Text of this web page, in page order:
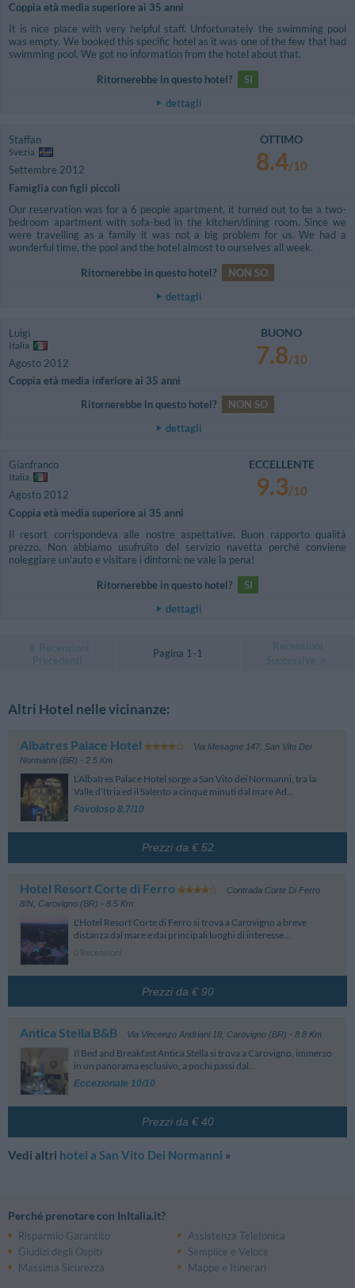
Coppia età media superiore ai 35 anni
It is nice place with very helpful staff. Unfortunately the swimming pool
was empty. We booked this specific hotel as it was one of the few that had
swimming pool. We got no information from the hotel about that.
Ritornerebbe in questo hotel?
SI
dettagli
Staffan
Svezia
Settembre 2012
Famiglia con figli piccoli
OTTIMO
8.4/10
Our reservation was for a 6 people apartment, it turned out to be a two-
bedroom apartment with sofa-bed in the kitchen/dining room. Since we
were travelling as a family it was not a big problem for us. We had a
wonderful time, the pool and the hotel almost to ourselves all week.
Ritornerebbe in questo hotel?
NON SO
dettagli
Luigi
Italia
Agosto 2012
Coppia età media inferiore ai 35 anni
BUONO
7.8/10
Ritornerebbe in questo hotel?
NON SO
dettagli
Gianfranco
Italia
Agosto 2012
Coppia età media superiore ai 35 anni
ECCELLENTE
9.3/10
Il resort corrispondeva alle nostre aspettative. Buon rapporto qualità
prezzo. Non abbiamo usufruito del servizio navetta perché conviene
noleggiare un'auto e visitare i dintorni: ne vale la pena!
Ritornerebbe in questo hotel?
SI
dettagli
Pagina 1-1
Altri Hotel nelle vicinanze:
Albatres Palace Hotel Via Mesagne 147, San Vito Dei
Normanni (BR) - 2.5 Km
L’Albatres Palace Hotel sorge a San Vito dei Normanni, tra la
Valle d’Itria ed il Salento a cinque minuti dal mare Ad...
Favoloso 8.7/10
Prezzi da € 52
Hotel Resort Corte di Ferro
Contrada Corte Di Ferro
8/N Carovigno (BR) - 8.5 Km
L'Hotel Resort Corte di Ferro si trova a Carovigno a breve
distanza dal mare e dai principali luoghi di interesse...
0 Recensioni
Prezzi da € 90
Antica Stella B&B Via Vincenzo Andriani 18, Carovigno (BR) - 8.8 Km
Il Bed and Breakfast Antica Stella si trova a Carovigno, immerso
in un panorama esclusivo, a pochi passi dal...
Eccezionale 10/10
Prezzi da € 40
Vedi altri hotel a San Vito Dei Normanni »
Perché prenotare con InItalia.it?
Risparmio Garantito
Assistenza Telefonica
Giudizi degli Ospiti
Semplice e Veloce
Massima Sicurezza
Mappe e Itinerari